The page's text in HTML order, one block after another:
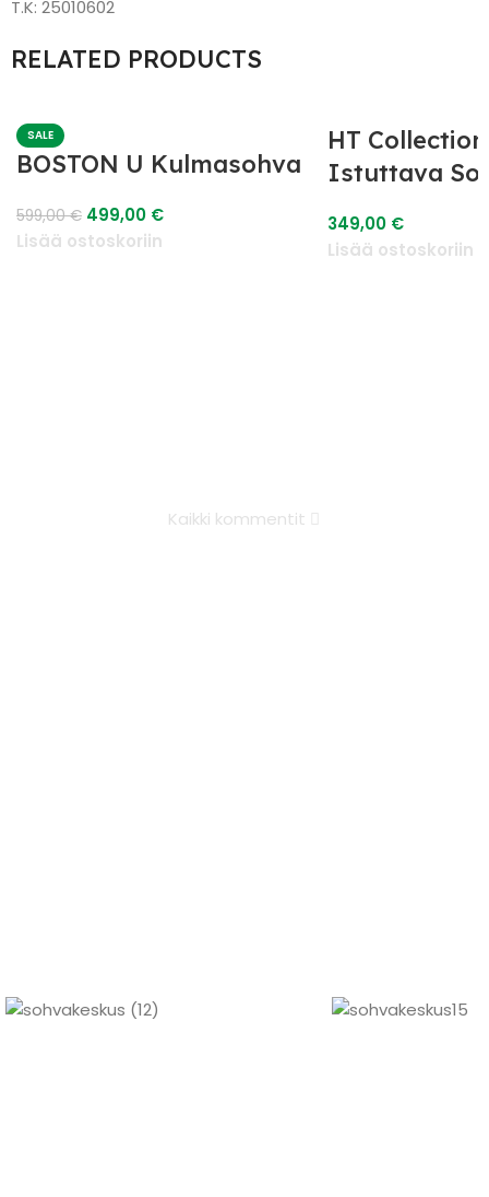
T.K: 25010602
RELATED PRODUCTS
SALE
BOSTON U Kulmasohva
599,00€ 499,00 €
Lisää ostoskoriin
HT
Istuttava
349,00 €
Lisää ostoskoriin
Kaikki kommentit